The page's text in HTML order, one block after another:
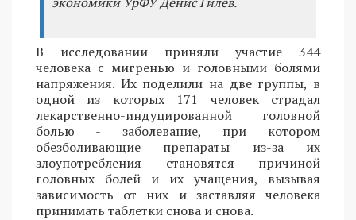
В исследовании приняли участие 344
человека с мигренью и головными болями
напряжения. Их поделили на две группы, в
одной из которых 171 человек страдал
лекарственно-индуцированной головной
болью - заболевание, при котором
обезболивающие препараты из-за их
злоупотребления становятся причиной
головных болей и их учащения, вызывая
зависимость от них и заставляя человека
принимать таблетки снова и снова.